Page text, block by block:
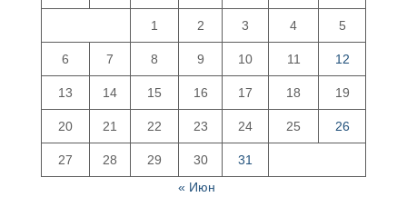
1 2 3 4 5
6 7 8 9 10 11 12
13 14 15 16 17 18 19
20 21 22 23 24 25 26
27 28 29 30
31
« Июн